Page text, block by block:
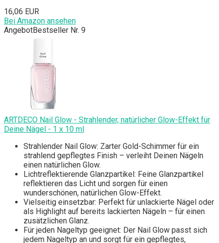
16,06 EUR
Bei Amazon ansehen
AngebotBestseller Nr. 9
ARTDECO Nail Glow - Strahlender, natürlicher Glow-Effekt für
Deine Nägel - 1 x 10 ml
Strahlender Nail Glow: Zarter Gold-Schimmer für ein
strahlend gepflegtes Finish – verleiht Deinen Nägeln
einen natürlichen Glow.
Lichtreflektierende Glanzpartikel: Feine Glanzpartikel
reflektieren das Licht und sorgen für einen
wunderschönen, natürlichen Glow-Effekt.
Vielseitig einsetzbar: Perfekt für unlackierte Nägel oder
als Highlight auf bereits lackierten Nägeln – für einen
zusätzlichen Glanz.
Für jeden Nageltyp geeignet: Der Nail Glow passt sich
jedem Nageltyp an und sorgt für ein gepflegtes,